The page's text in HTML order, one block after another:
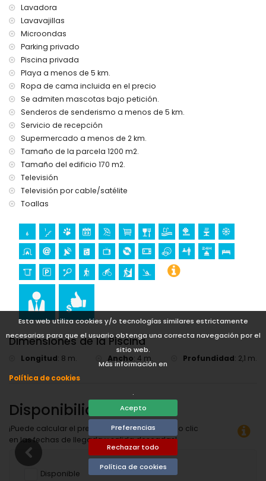
Esta web utiliza cookies y/o tecnologías similares estrictamente
necesarias para que el usuario obtenga una correcta navegación por el
sitio web.
Más información en
Política de cookies
.
Acepto
Preferencias
Rechazar todo
Política de cookies
Instalaciones y servicios con cargo adicional
aire acondicionado
Entretenimiento y actividades de ocio para sus vacaciones
en Albir-Alfaz del Pi, Costa Blanca
parque de atracciones (Terra Mitica), parque temático
(Terra Mitica), zoológico (Terra Natura) y parque acuático
(Aqualandia) (a menos de 10 kilómetros de la casa)
Lugares de interés y cultura en Albir-Alfaz del Pi, Costa
Blanca
museo (Museo del Chocolate) y lugar histórico (Casco
Antiguo de Altea) (a menos de 10 kilómetros del
alojamiento)
castillo (Guadalest/Alicante) (a menos de 25 kilómetros del
alojamiento)
Deportes
tenis, senderismo y ciclismo (a menos de 5 kilómetros de la
villa)
golf, escalada, kayak y snorkel (a menos de 10 kilómetros
de la villa)
Lavadora
Lavavajillas
Microondas
Parking privado
Piscina privada
Playa a menos de 5 km.
Ropa de cama incluida en el precio
Se admiten mascotas bajo petición.
Senderos de senderismo a menos de 5 km.
Servicio de recepción
Supermercado a menos de 2 km.
Tamaño de la parcela 1200 m2.
Tamaño del edificio 170 m2.
Televisión
Televisión por cable/satélite
Toallas
Dimensiones de la Piscina
Longitud: 8 m. Ancho: 4 m. Profundidad: 2,1 m.
Disponibilidad
¡Puede calcular el precio del alquiler haciendo clic
en las fechas de llegada y salida deseadas!
Disponible